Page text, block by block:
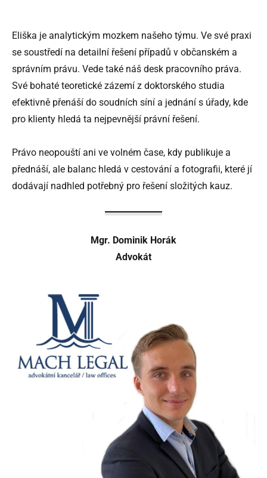
Eliška je analytickým mozkem našeho týmu. Ve své praxi
se soustředí na detailní řešení případů v občanském a
správním právu. Vede také náš desk pracovního práva.
Své bohaté teoretické zázemí z doktorského studia
efektivně přenáší do soudních síní a jednání s úřady, kde
pro klienty hledá ta nejpevnější právní řešení.
Právo neopouští ani ve volném čase, kdy publikuje a
přednáší, ale balanc hledá v cestování a fotografii, které jí
dodávají nadhled potřebný pro řešení složitých kauz.
Mgr. Dominik Horák
Advokát